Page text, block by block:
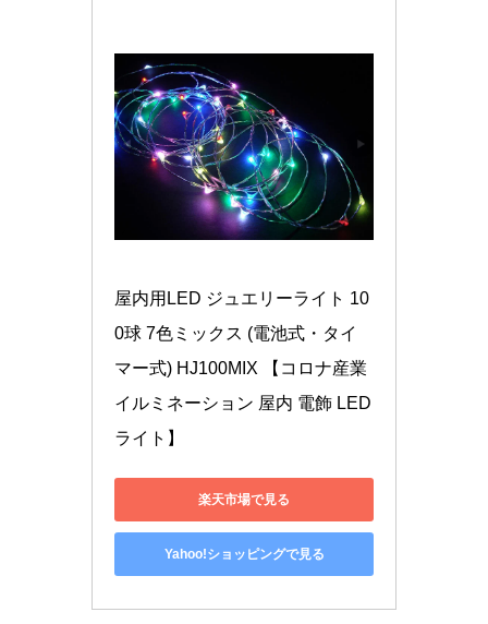
屋内用LED ジュエリーライト 10
0球 7色ミックス (電池式・タイ
マー式) HJ100MIX 【コロナ産業
イルミネーション 屋内 電飾 LED
ライト】
楽天市場で見る
Yahoo!ショッピングで見る